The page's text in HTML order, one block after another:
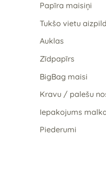
Papīra maisiņi
Tukšo vietu
Auklas
Zīdpapīrs
BigBag maisi
Kravu / palešu
Iepakojums
Piederumi